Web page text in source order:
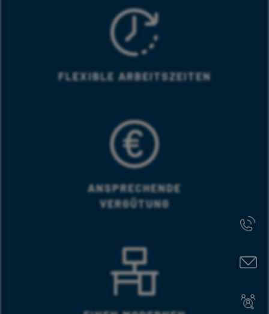
FLEXIBLE ARBEITSZEITEN
ANSPRECHENDE
VERGÜTUNG